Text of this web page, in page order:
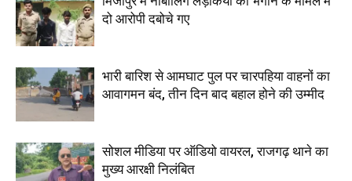
दो आरोपी दबोचे गए
भारी बारिश से आमघाट पुल पर चारपहिया वाहनों का
आवागमन बंद, तीन दिन बाद बहाल होने की उम्मीद
सोशल मीडिया पर ऑडियो वायरल, राजगढ़ थाने का
मुख्य आरक्षी निलंबित